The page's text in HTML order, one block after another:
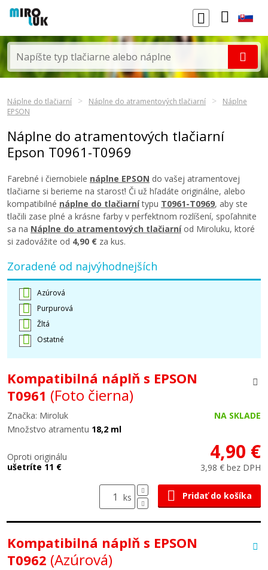
Náplne do tlačiarní Náplne do atramentových tlačiarní
Náplne
EPSON
Náplne do atramentových tlačiarní
Epson T0961-T0969
Farebné i čiernobiele náplne EPSON do vašej atramentovej
tlačiarne si berieme na starosť! Či už hľadáte originálne, alebo
kompatibilné náplne do tlačiarnítypu T0961-T0969, aby ste
tlačili zase plné a krásne farby v perfektnom rozlíšení, spoľahnite
sa na Náplne do atramentových tlačiarníod Miroluku, ktoré
si zadovážite od 4,90 € za kus.
Zoradené od najvýhodnejších
Azúrová
Purpurová
Žltá
Ostatné
Kompatibilná náplň s EPSON
T0961 (Foto čierna)
Značka: Miroluk
NA SKLADE
Množstvo atramentu 18,2 ml
Oproti originálu
ušetríte 11 €
4,90 €
3,98 € bez DPH
ks Pridať do košíka
Kompatibilná náplň s EPSON
T0962 (Azúrová)